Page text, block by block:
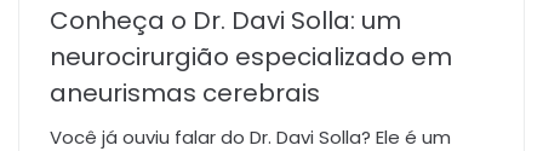
Conheça o Dr. Davi Solla: um
neurocirurgião especializado em
aneurismas cerebrais
Você já ouviu falar do Dr. Davi Solla? Ele é um